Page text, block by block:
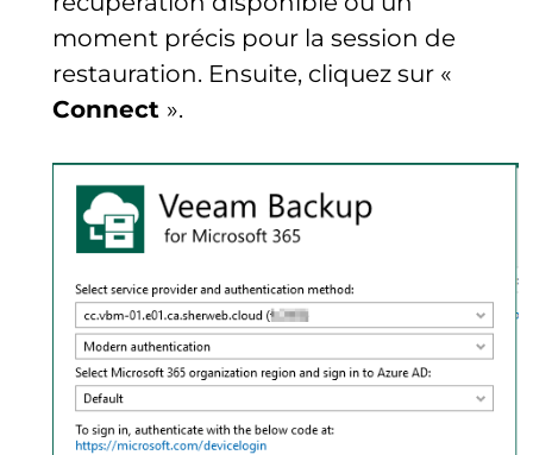
moment précis pour la session de
restauration. Ensuite, cliquez sur «
Connect ».